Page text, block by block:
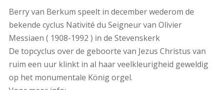
Berry van Berkum speelt in december wederom de
bekende cyclus Nativité du Seigneur van Olivier
Messiaen ( 1908-1992 ) in de Stevenskerk
De topcyclus over de geboorte van Jezus Christus van
ruim een uur klinkt in al haar veelkleurigheid geweldig
op het monumentale König orgel.